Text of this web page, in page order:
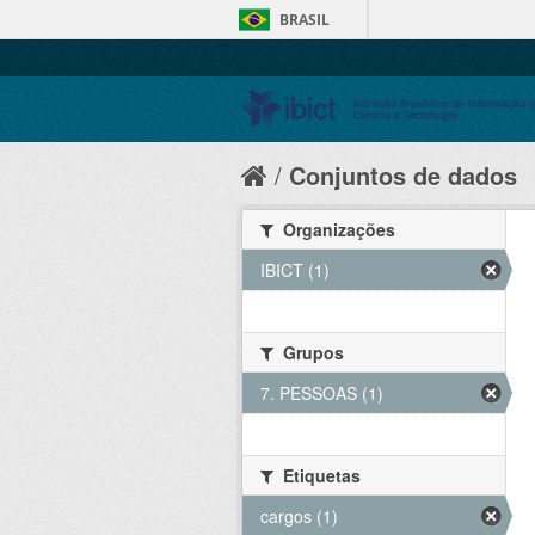
BRASIL
Conjuntos de dados
Organizações
IBICT (1)
Grupos
7. PESSOAS (1)
Etiquetas
cargos (1)